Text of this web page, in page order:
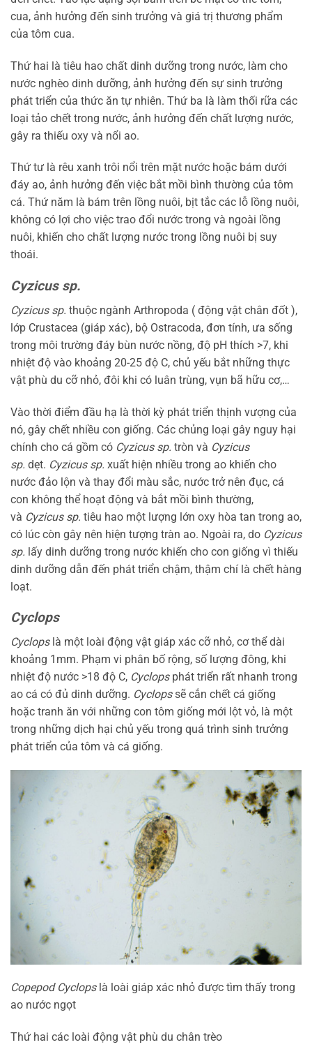
cua, ảnh hưởng đến sinh trưởng và giá trị thương phẩm
của tôm cua.
Thứ hai là tiêu hao chất dinh dưỡng trong nước, làm cho
nước nghèo dinh dưỡng, ảnh hưởng đến sự sinh trưởng
phát triển của thức ăn tự nhiên. Thứ ba là làm thối rữa các
loại tảo chết trong nước, ảnh hưởng đến chất lượng nước,
gây ra thiếu oxy và nổi ao.
Thứ tư là rêu xanh trôi nổi trên mặt nước hoặc bám dưới
đáy ao, ảnh hưởng đến việc bắt mồi bình thường của tôm
cá. Thứ năm là bám trên lồng nuôi, bịt tắc các lỗ lồng nuôi,
không có lợi cho việc trao đổi nước trong và ngoài lồng
nuôi, khiến cho chất lượng nước trong lồng nuôi bị suy
thoái.
Cyzicus sp.
Cyzicus sp. thuộc ngành Arthropoda ( động vật chân đốt ),
lớp Crustacea (giáp xác), bộ Ostracoda, đơn tính, ưa sống
trong môi trường đáy bùn nước nồng, độ pH thích >7, khi
nhiệt độ vào khoảng 20-25 độ C, chủ yếu bắt những thực
vật phù du cỡ nhỏ, đôi khi có luân trùng, vụn bã hữu cơ,…
Vào thời điểm đầu hạ là thời kỳ phát triển thịnh vượng của
nó, gây chết nhiều con giống. Các chủng loại gây nguy hại
chính cho cá gồm có Cyzicus sp. tròn và Cyzicus
sp. dẹt. Cyzicus sp. xuất hiện nhiều trong ao khiến cho
nước đảo lộn và thay đổi màu sắc, nước trở nên đục, cá
con không thể hoạt động và bắt mồi bình thường,
và Cyzicus sp. tiêu hao một lượng lớn oxy hòa tan trong ao,
có lúc còn gây nên hiện tượng tràn ao. Ngoài ra, do Cyzicus
sp. lấy dinh dưỡng trong nước khiến cho con giống vì thiếu
dinh dưỡng dẫn đến phát triển chậm, thậm chí là chết hàng
loạt.
Cyclops
Cyclopslà một loài động vật giáp xác cỡ nhỏ, cơ thể dài
khoảng 1mm. Phạm vi phân bố rộng, số lượng đông, khi
nhiệt độ nước >18 độ C, Cyclopsphát triển rất nhanh trong
ao cá có đủ dinh dưỡng. Cyclopssẽ cắn chết cá giống
hoặc tranh ăn với những con tôm giống mới lột vỏ, là một
trong những dịch hại chủ yếu trong quá trình sinh trưởng
phát triển của tôm và cá giống.
Copepod Cyclopslà loài giáp xác nhỏ được tìm thấy trong
ao nước ngọt
Thứ hai các loài động vật phù du chân trèo